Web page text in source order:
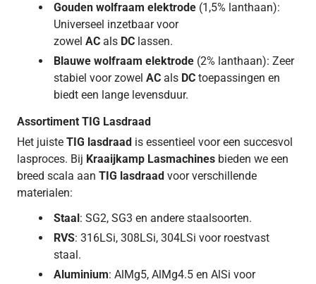
Gouden wolfraam elektrode (1,5% lanthaan):
Universeel inzetbaar voor
zowel AC als DC lassen.
Blauwe wolfraam elektrode (2% lanthaan): Zeer
stabiel voor zowel AC als DC toepassingen en
biedt een lange levensduur.
Assortiment TIG Lasdraad
Het juiste TIG lasdraad is essentieel voor een succesvol
lasproces. Bij Kraaijkamp Lasmachines bieden we een
breed scala aan TIG lasdraad voor verschillende
materialen:
Staal : SG2, SG3 en andere staalsoorten.
RVS: 316LSi, 308LSi, 304LSi voor roestvast
staal.
Aluminium: AlMg5, AlMg4.5 en AlSi voor